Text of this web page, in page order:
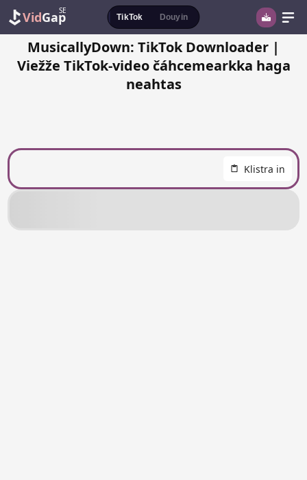
TikTok Douyin
VidGap
SE
MusicallyDown: TikTok Downloader |
Viežže TikTok-video čáhcemearkka haga
neahtas
Klistra in